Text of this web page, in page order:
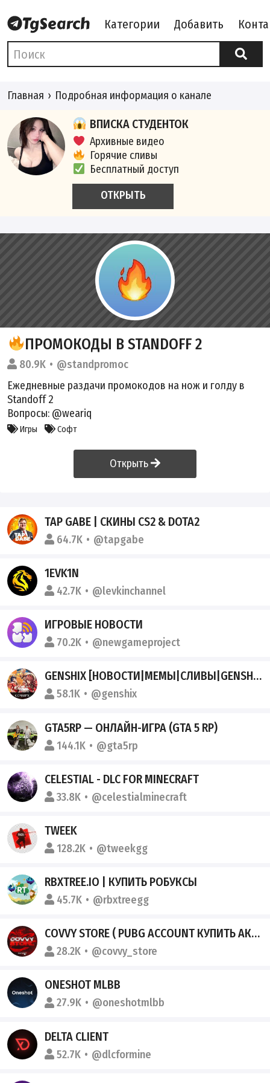
Категории Добавить
Главная Подробная информация о канале
ВПИСКА СТУДЕНТОК
Архивные видео
Горячие сливы
Бесплатный доступ
ОТКРЫТЬ
ПРОМОКОДЫ В STANDOFF 2
80.9K
@standpromoc
Ежедневные раздачи промокодов на нож и голду в
Standoff 2
Вопросы: @weariq
Игры Софт
Открыть
TAP GABE | СКИНЫ CS2 & DOTA2
64.7K @tapgabe
1EVK1N
42.7K @levkinchannel
ИГРОВЫЕ НОВОСТИ
70.2K @newgameproject
GENSHIX [НОВОСТИ|МЕМЫ|СЛИВЫ|GENSHIN IMPACT]
58.1K @genshix
GTA5RP — ОНЛАЙН-ИГРА (GTA 5 RP)
144.1K @gta5rp
CELESTIAL - DLC FOR MINECRAFT
33.8K @celestialminecraft
TWEEK
128.2K @tweekgg
RBXTREE.IO | КУПИТЬ РОБУКСЫ
45.7K @rbxtreegg
COVVY STORE ( PUBG ACCOUNT КУПИТЬ АККАУНТ ПАБГ ПАБГ АККАУНТЫ ПУБГ АККАУНТЫ КАНАЛЫ КЛАНЫ ПОПУЛЯРНОСТЬ ПП CLANS CHANNEL )
28.2K @covvy_store
ONESHOT MLBB
27.9K @oneshotmlbb
DELTA CLIENT
52.7K @dlcformine